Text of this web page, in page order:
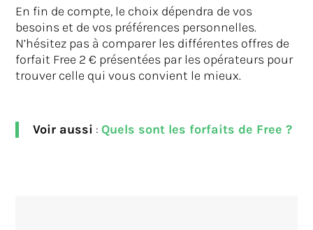
En fin de compte, le choix dépendra de vos
besoins et de vos préférences personnelles.
N’hésitez pas à comparer les différentes offres de
forfait Free 2 € présentées par les opérateurs pour
trouver celle qui vous convient le mieux.
Voir aussi : Quels sont les forfaits de Free ?